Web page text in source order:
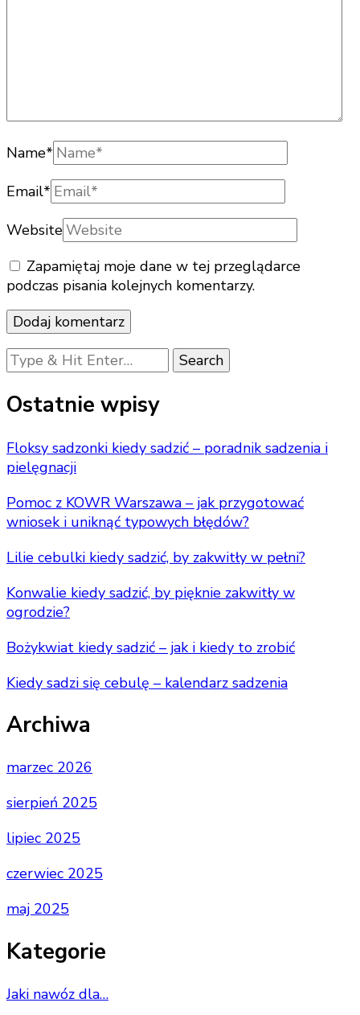
Name*
Email*
Website
Zapamiętaj moje dane w tej przeglądarce
podczas pisania kolejnych komentarzy.
Looking
for
Something?
Ostatnie wpisy
Floksy sadzonki kiedy sadzić – poradnik sadzenia i
pielęgnacji
Pomoc z KOWR Warszawa – jak przygotować
wniosek i uniknąć typowych błędów?
Lilie cebulki kiedy sadzić, by zakwitły w pełni?
Konwalie kiedy sadzić, by pięknie zakwitły w
ogrodzie?
Bożykwiat kiedy sadzić – jak i kiedy to zrobić
Kiedy sadzi się cebulę – kalendarz sadzenia
Archiwa
marzec 2026
sierpień 2025
lipiec 2025
czerwiec 2025
maj 2025
Kategorie
Jaki nawóz dla…